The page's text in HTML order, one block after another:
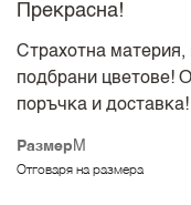
Размер M
Отговаря на размера
Прекрасна!
Страхотна
подбрани цветове!
поръчка и